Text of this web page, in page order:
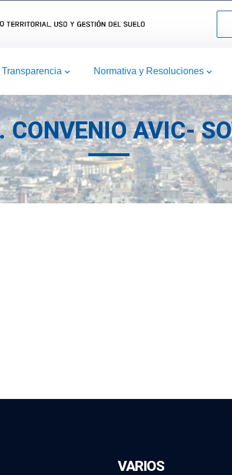
Transparencia Normativa y Resoluciones
CONVENIO AVIC-
VARIOS